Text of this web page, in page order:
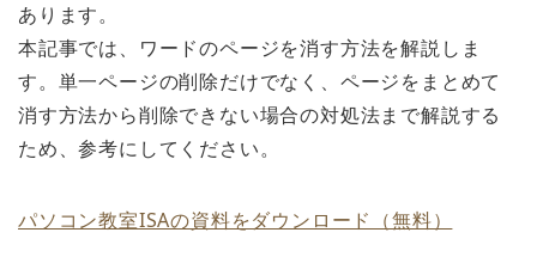
あります。
本記事では、ワードのページを消す方法を解説しま
す。単一ページの削除だけでなく、ページをまとめて
消す方法から削除できない場合の対処法まで解説する
ため、参考にしてください。
パソコン教室ISAの資料をダウンロード（無料）